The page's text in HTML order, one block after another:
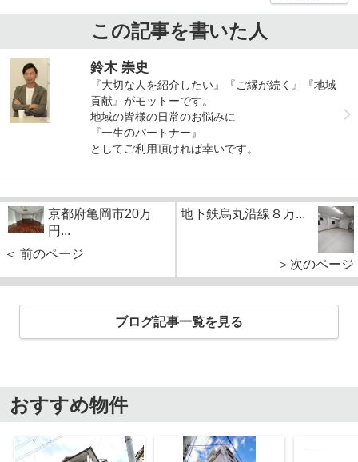
この記事を書いた人
鈴木 崇史
『大切な人を紹介したい』『ご縁が続く』『地域
貢献』がモットーです。
地域の皆様の日常のお悩みに
『一生のパートナー』
としてご利用頂ければ幸いです。
京都府亀岡市20万
円...
＜ 前のページ
地下鉄烏丸沿線８万...
＞次のページ
ブログ記事一覧を見る
おすすめ物件